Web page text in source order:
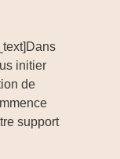
initier
de
support